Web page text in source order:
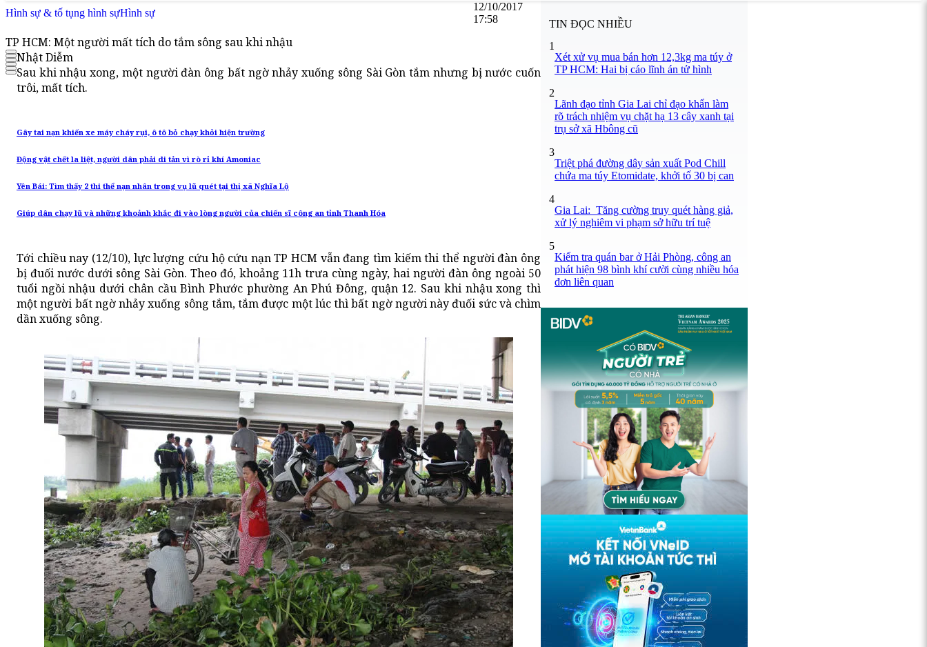
Hình sự & tố tụng hình sựHình sự
12/10/2017
17:58
TP HCM: Một người mất tích do tắm sông sau khi nhậu
Nhật Diễm
Sau khi nhậu xong, một người đàn ông bất ngờ nhảy xuống sông Sài Gòn tắm nhưng bị nước cuốn
trôi, mất tích.
Gây tai nạn khiến xe máy cháy rụi, ô tô bỏ chạy khỏi hiện trường
Động vật chết la liệt, người dân phải di tản vì rò rỉ khí Amoniac
Yên Bái: Tìm thấy 2 thi thể nạn nhân trong vụ lũ quét tại thị xã Nghĩa Lộ
Giúp dân chạy lũ và những khoảnh khắc đi vào lòng người của chiến sĩ công an tỉnh Thanh Hóa
Tới chiều nay (12/10), lực lượng cứu hộ cứu nạn TP HCM vẫn đang tìm kiếm thi thể người đàn ông
bị đuối nước dưới sông Sài Gòn. Theo đó, khoảng 11h trưa cùng ngày, hai người đàn ông ngoài 50
tuổi ngồi nhậu dưới chân cầu Bình Phước phường An Phú Đông, quận 12. Sau khi nhậu xong thì
một người bất ngờ nhảy xuống sông tắm, tắm được một lúc thì bất ngờ người này đuối sức và chìm
dần xuống sông.
TIN ĐỌC NHIỀU
1
Xét xử vụ mua bán hơn 12,3kg ma túy ở
TP HCM: Hai bị cáo lĩnh án tử hình
2
Lãnh đạo tỉnh Gia Lai chỉ đạo khẩn làm
rõ trách nhiệm vụ chặt hạ 13 cây xanh tại
trụ sở xã Hbông cũ
3
Triệt phá đường dây sản xuất Pod Chill
chứa ma túy Etomidate, khởi tố 30 bị can
4
Gia Lai: Tăng cường truy quét hàng giả,
xử lý nghiêm vi phạm sở hữu trí tuệ
5
Kiểm tra quán bar ở Hải Phòng, công an
phát hiện 98 bình khí cười cùng nhiều hóa
đơn liên quan